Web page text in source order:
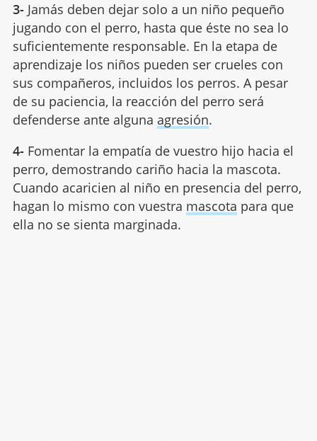
3-Jamás deben dejar solo a un niño pequeño
jugando con el perro, hasta que éste no sea lo
suficientemente responsable. En la etapa de
aprendizaje los niños pueden ser crueles con
sus compañeros, incluidos los perros. A pesar
de su paciencia, la reacción del perro será
defenderse ante alguna agresión.
4-Fomentar la empatía de vuestro hijo hacia el
perro, demostrando cariño hacia la mascota.
Cuando acaricien al niño en presencia del perro,
hagan lo mismo con vuestra mascota para que
ella no se sienta marginada.